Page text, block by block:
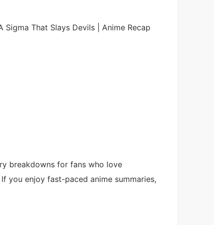
Sigma That Slays Devils | Anime Recap
breakdowns for fans who love
you enjoy fast-paced anime summaries,